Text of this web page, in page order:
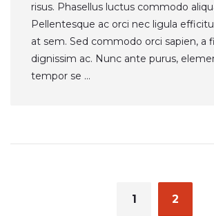
risus. Phasellus luctus commodo
Pellentesque ac orci nec ligula
at sem. Sed commodo orci sapien, a
dignissim ac. Nunc ante purus,
tempor se ...
1 2